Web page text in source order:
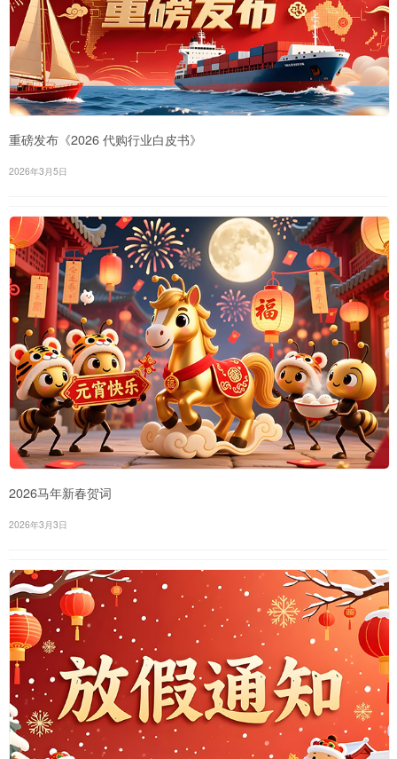
重磅发布《2026 代购行业白皮书》
2026年3月5日
2026马年新春贺词
2026年3月3日